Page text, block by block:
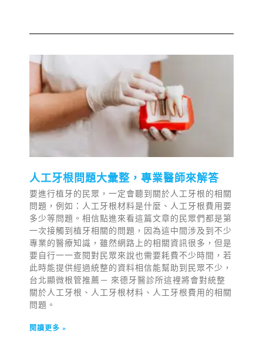
人工牙根問題大彙整，專業醫師來解答
要進行植牙的民眾，一定會聽到關於人工牙根的相關
問題，例如：人工牙根材料是什麼、人工牙根費用要
多少等問題。相信點進來看這篇文章的民眾們都是第
一次接觸到植牙相關的問題，因為這中間涉及到不少
專業的醫療知識，雖然網路上的相關資訊很多，但是
要自行一一查閱對民眾來說也需要耗費不少時間，若
此時能提供經過統整的資料相信能幫助到民眾不少，
台北顯微根管推薦－ 來德牙醫診所這裡將會對統整
關於人工牙根、人工牙根材料、人工牙根費用的相關
問題。
閱讀更多 »